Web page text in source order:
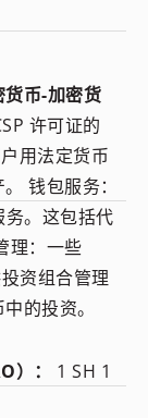
币-加密货
许可证的
用法定货币
钱包服务：
务。这包括代
理：一些
资组合管理
的投资。
）： 1 SH 1